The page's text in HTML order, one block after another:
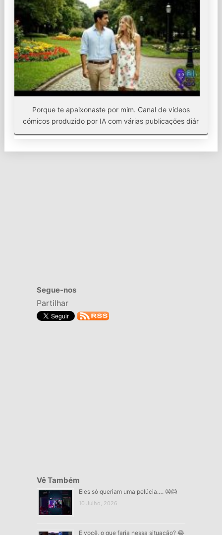
Porque te apaixonaste por mim. Canal de vídeos
cómicos produzido por IA com várias publicações diár
Segue-nos
Partilhar
Vê Também
Eles só queriam uma pelúcia…. 😬😱
10 Julho, 2026
E você, o que faria nessa situação? 😂